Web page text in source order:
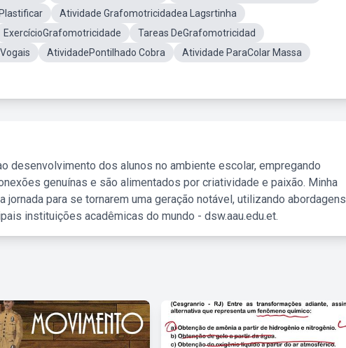
Atividade Grafomotricidadea Lagsrtinha
ExercícioGrafomotricidade
Tareas DeGrafomotricidad
AtividadePontilhado Cobra
Atividade ParaColar Massa
desenvolvimento dos alunos no ambiente escolar, empregando
genuínas e são alimentados por criatividade e paixão. Minha
para se tornarem uma geração notável, utilizando abordagens
instituições acadêmicas do mundo - dsw.aau.edu.et.